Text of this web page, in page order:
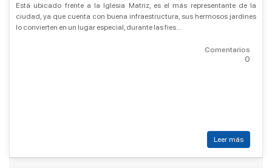
Está ubicado frente a la Iglesia Matriz, es el más representante de la
ciudad, ya que cuenta con buena infraestructura, sus hermosos jardines
lo convierten en un lugar especial, durante las fies...
Comentarios
0
Leer más